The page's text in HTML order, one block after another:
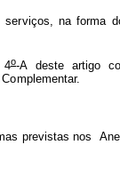
serviços, na forma
4o-A deste artigo
Complementar.
as previstas nos Ane